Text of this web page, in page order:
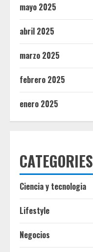
mayo 2025
abril 2025
marzo 2025
febrero 2025
enero 2025
CATEGORIES
Ciencia y tecnologia
Lifestyle
Negocios